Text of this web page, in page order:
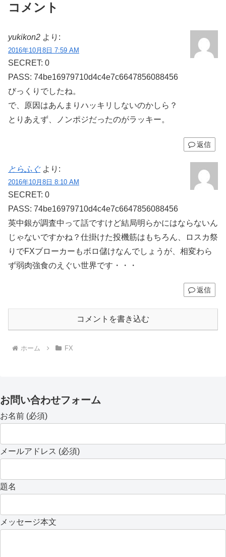
コメント
yukikon2 より:
2016年10月8日 7:59 AM
SECRET: 0
PASS: 74be16979710d4c4e7c6647856088456
びっくりでしたね。
で、原因はあんまりハッキリしないのかしら？
とりあえず、ノンポジだったのがラッキー。
返信
とらふぐ より:
2016年10月8日 8:10 AM
SECRET: 0
PASS: 74be16979710d4c4e7c6647856088456
英中銀が調査中って話ですけど結局明らかにはならないん
じゃないですかね？仕掛けた投機筋はもちろん、ロスカ祭
りでFXブローカーもボロ儲けなんでしょうが、相変わら
ず弱肉強食のえぐい世界です・・・
返信
コメントを書き込む
ホーム FX
お問い合わせフォーム
お名前 (必須)
メールアドレス (必須)
題名
メッセージ本文